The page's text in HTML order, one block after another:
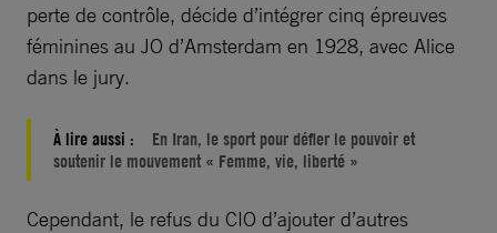
perte de contrôle, décide d’intégrer cinq épreuves
féminines au JO d’Amsterdam en 1928, avec Alice
dans le jury.
À lire aussi :
En Iran, le sport pour défier le pouvoir et
soutenir le mouvement « Femme, vie, liberté »
Cependant, le refus du CIO d’ajouter d’autres